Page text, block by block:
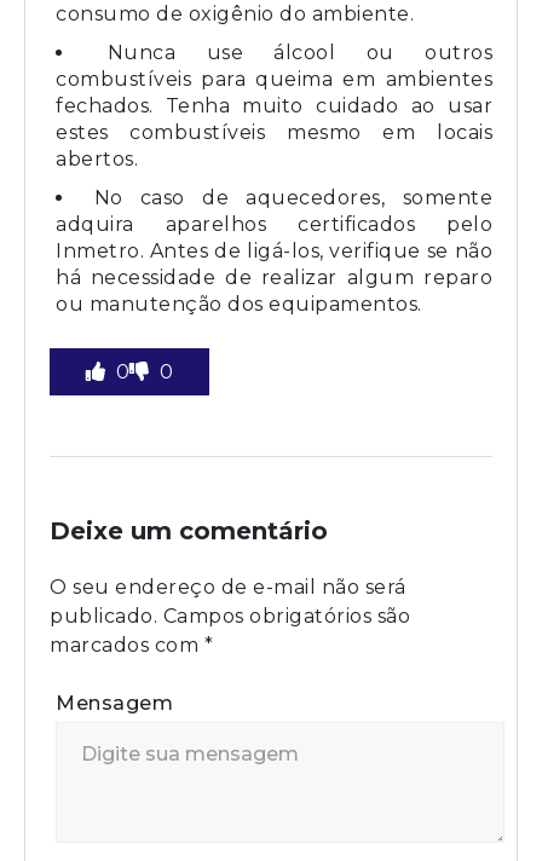
consumo de oxigênio do ambiente.
Nunca use álcool ou outros
combustíveis para queima em ambientes
fechados. Tenha muito cuidado ao usar
estes combustíveis mesmo em locais
abertos.
No caso de aquecedores, somente
adquira aparelhos certificados pelo
Inmetro. Antes de ligá-los, verifique se não
há necessidade de realizar algum reparo
ou manutenção dos equipamentos.
0 0
Deixe um comentário
O seu endereço de e-mail não será
publicado. Campos obrigatórios são
marcados com *
Mensagem